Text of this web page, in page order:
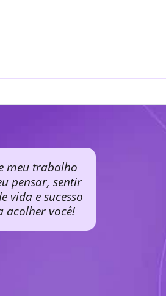
meu trabalho
pensar, sentir
vida e sucesso
acolher você!